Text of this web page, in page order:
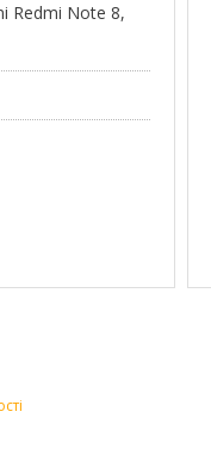
Redmi Note 8,